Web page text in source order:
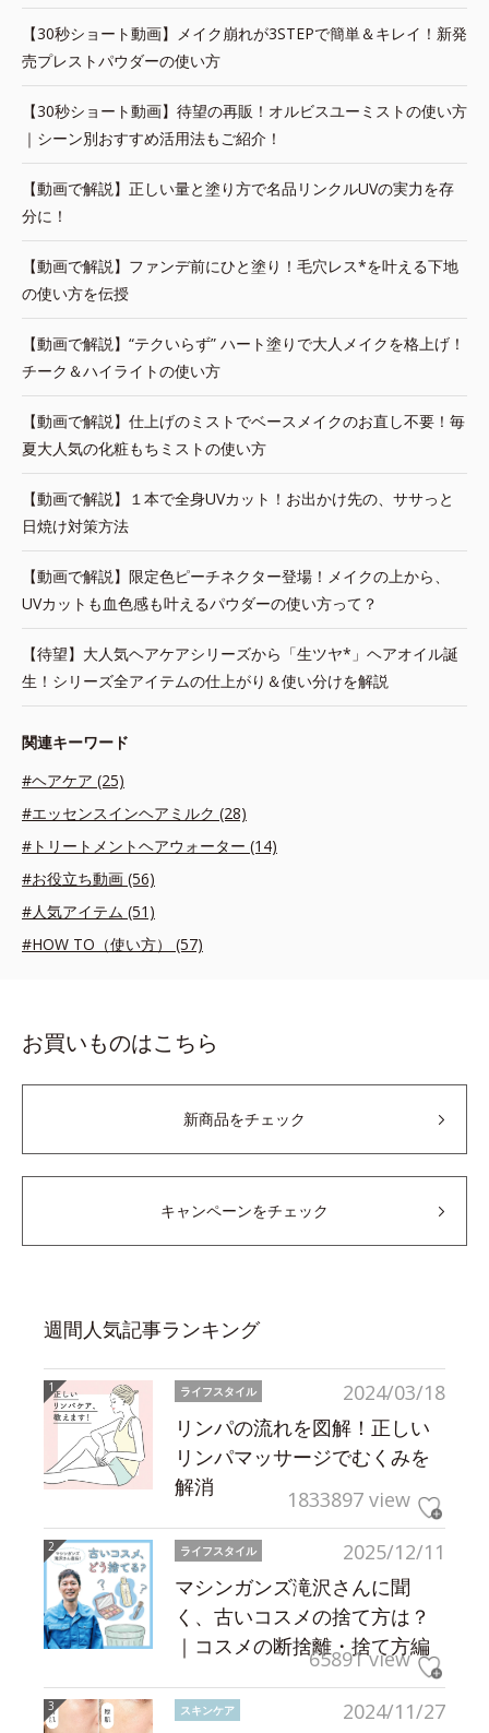
【30秒ショート動画】メイク崩れが3STEPで簡単＆キレイ！新発
売プレストパウダーの使い方
【30秒ショート動画】待望の再販！オルビスユーミストの使い方
｜シーン別おすすめ活用法もご紹介！
【動画で解説】正しい量と塗り方で名品リンクルUVの実力を存
分に！
【動画で解説】ファンデ前にひと塗り！毛穴レス*を叶える下地
の使い方を伝授
【動画で解説】“テクいらず” ハート塗りで大人メイクを格上げ！
チーク＆ハイライトの使い方
【動画で解説】仕上げのミストでベースメイクのお直し不要！毎
夏大人気の化粧もちミストの使い方
【動画で解説】１本で全身UVカット！お出かけ先の、ササっと
日焼け対策方法
【動画で解説】限定色ピーチネクター登場！メイクの上から、
UVカットも血色感も叶えるパウダーの使い方って？
【待望】大人気ヘアケアシリーズから「生ツヤ*」ヘアオイル誕
生！シリーズ全アイテムの仕上がり＆使い分けを解説
関連キーワード
#ヘアケア (25)
#エッセンスインヘアミルク (28)
#トリートメントヘアウォーター (14)
#お役立ち動画 (56)
#人気アイテム (51)
#HOW TO（使い方） (57)
お買いものはこちら
新商品をチェック
キャンペーンをチェック
週間人気記事ランキング
2024/03/18
ライフスタイル
リンパの流れを図解！正しい
リンパマッサージでむくみを
解消
1833897 view
2025/12/11
ライフスタイル
マシンガンズ滝沢さんに聞
く、古いコスメの捨て方は？
｜コスメの断捨離・捨て方編
65891 view
2024/11/27
スキンケア